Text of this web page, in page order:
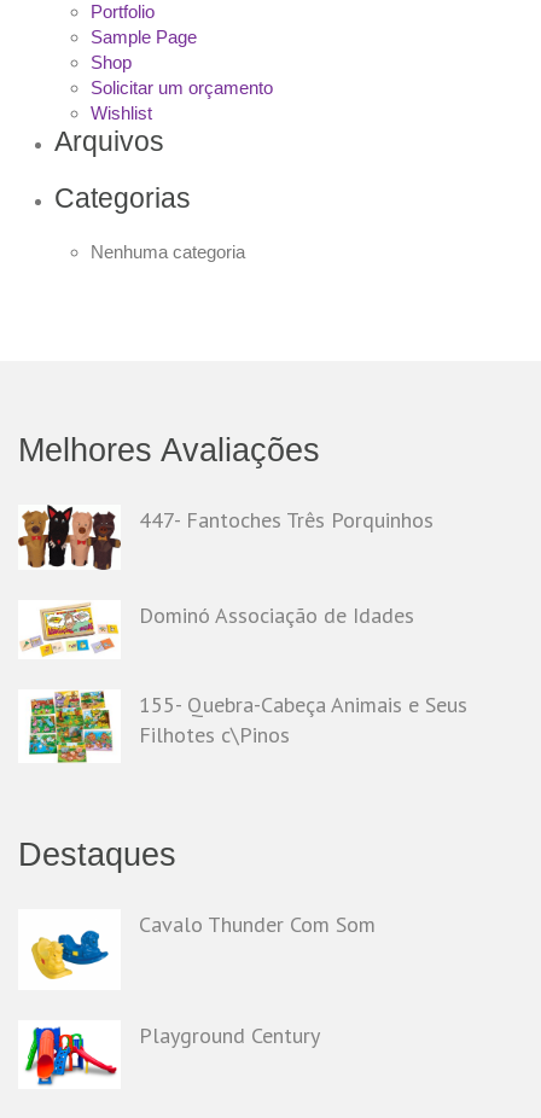
Portfolio
Sample Page
Shop
Solicitar um orçamento
Wishlist
Arquivos
Categorias
Nenhuma categoria
Melhores Avaliações
447- Fantoches Três Porquinhos
Dominó Associação de Idades
155- Quebra-Cabeça Animais e Seus
Filhotes c\Pinos
Destaques
Cavalo Thunder Com Som
Playground Century